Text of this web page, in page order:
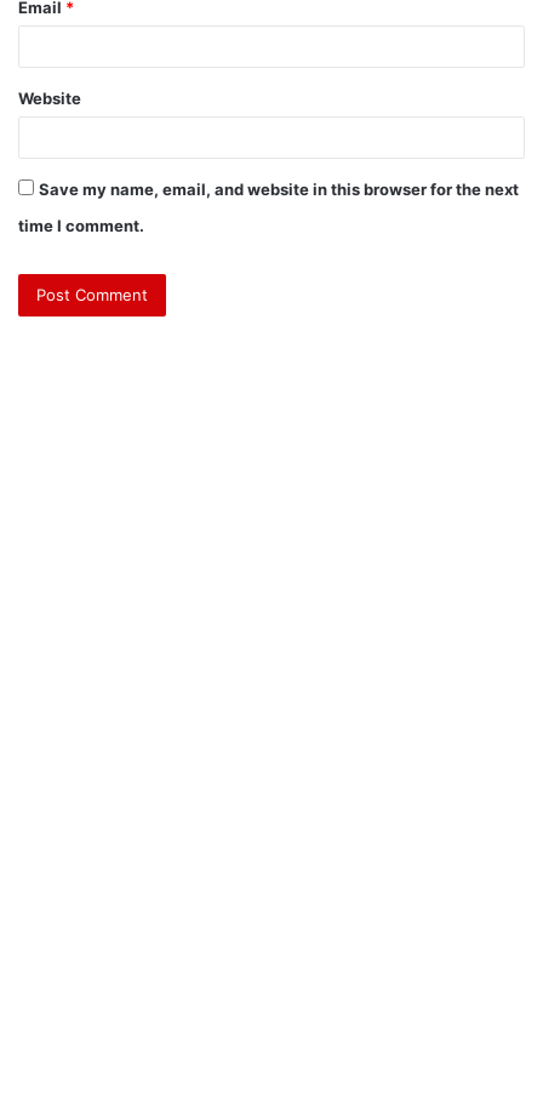
Email *
Website
Save my name, email, and website in this browser for the next
time I comment.